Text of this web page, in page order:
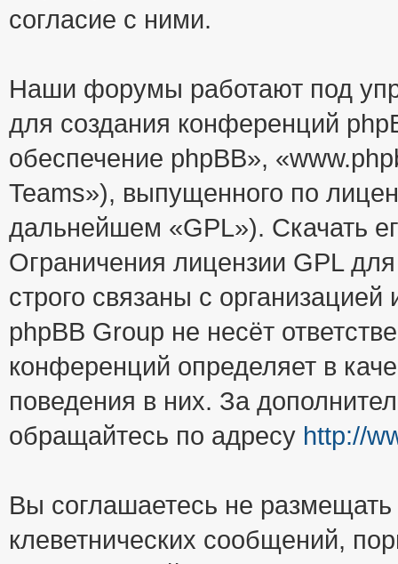
согласие с ними.
Наши форумы работают под
для создания конференций
обеспечение phpBB»,
Teams»), выпущенного по
дальнейшем «GPL»). Скачать
Ограничения лицензии GPL
строго связаны с
phpBB Group не несёт
конференций определяет в
поведения в них. За
обращайтесь по адресу http://
Вы соглашаетесь не
клеветнических сообщений,